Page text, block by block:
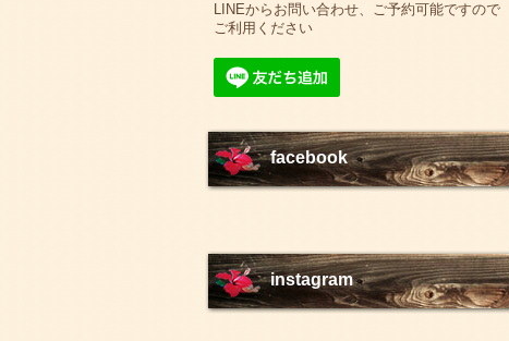
LINEからお問い合わせ、ご予約可能ですので
ご利用ください
facebook
instagram